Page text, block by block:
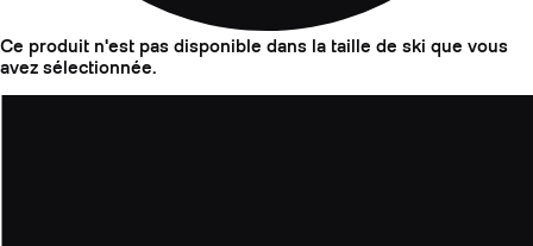
Ce produit n'est pas disponible dans la taille de ski que vous
avez sélectionnée.